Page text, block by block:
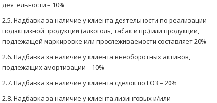
деятельности – 10%
2.5. Надбавка за наличие у клиента деятельности по реализации
подакцизной продукции (алкоголь, табак и пр.) или продукции,
подлежащей маркировке или прослеживаемости составляет 20%
2.6. Надбавка за наличие у клиента внеоборотных активов,
подлежащих амортизации – 10%
2.7. Надбавка за наличие у клиента сделок по ГОЗ – 20%
2.8. Надбавка за наличие у клиента лизинговых и/или